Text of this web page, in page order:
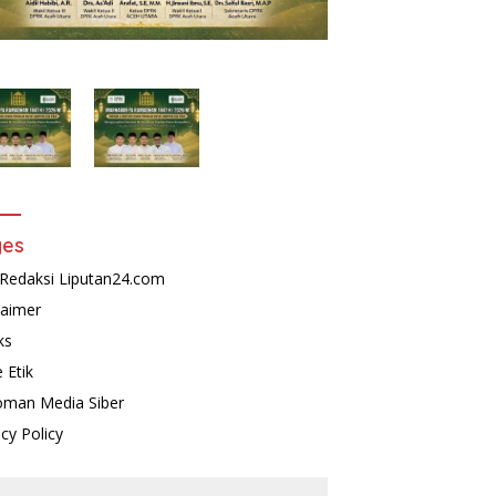
Upaya Pencegahan Korupsi
serta Penguatan Ekonomi
Liputan24.com
Etik
Media Siber
Policy